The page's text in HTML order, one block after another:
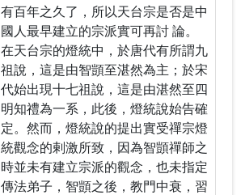
有百年之久了，所以天台宗是否是中
國人最早建立的宗派實可再討 論。
在天台宗的燈統中，於唐代有所謂九
祖說，這是由智顗至湛然為主；於宋
代始出現十七祖說，這是由湛然至四
明知禮為一系，此後，燈統說始告確
定。然而，燈統說的提出實受禪宗燈
統觀念的剌激所致，因為智顗禪師之
時並未有建立宗派的觀念，也未指定
傳法弟子，智顗之後，教門中衰，習